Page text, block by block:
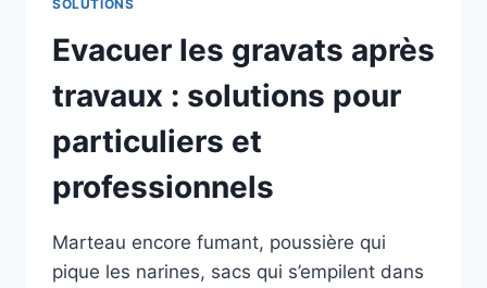
SOLUTIONS
Evacuer les gravats après
travaux : solutions pour
particuliers et
professionnels
Marteau encore fumant, poussière qui
pique les narines, sacs qui s’empilent dans